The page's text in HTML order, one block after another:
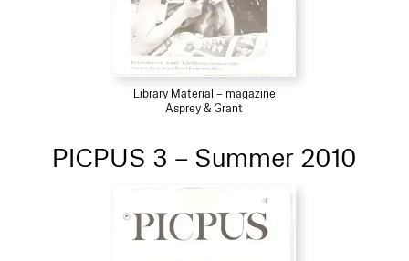
Library Material – magazine
Asprey & Grant
PICPUS 3 – Summer 2010